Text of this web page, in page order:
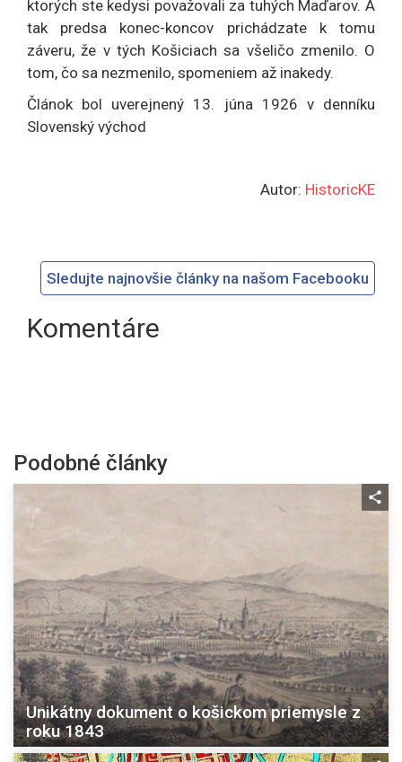
ktorých ste kedysi považovali za tuhých Maďarov. A
tak predsa konec-koncov prichádzate k tomu
záveru, že v tých Košiciach sa všeličo zmenilo. O
tom, čo sa nezmenilo, spomeniem až inakedy.
Článok bol uverejnený 13. júna 1926 v denníku
Slovenský východ
Autor: HistoricKE
Sledujte najnovšie články na našom Facebooku
Komentáre
Podobné články
Unikátny dokument o košickom priemysle z
roku 1843